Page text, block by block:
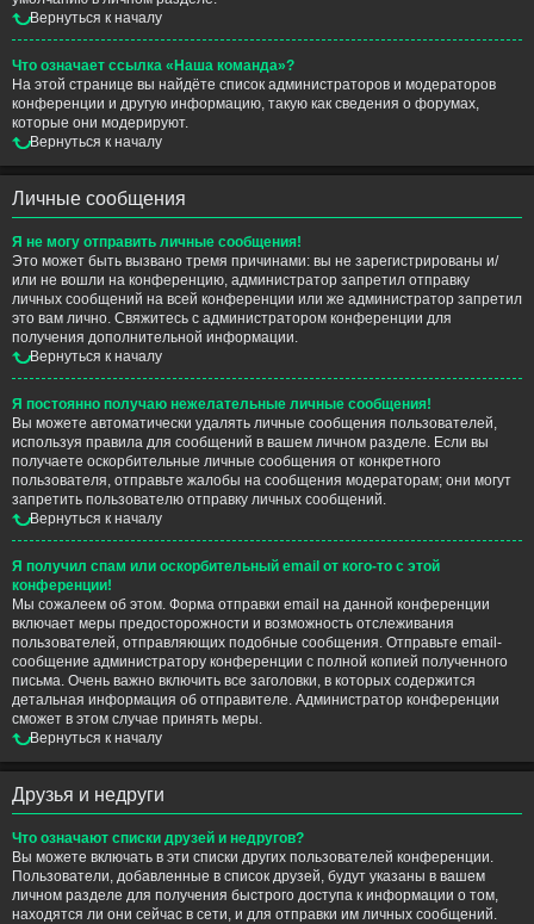
Вернуться к началу
Что означает ссылка «Наша команда»?
На этой странице вы найдёте список администраторов и модераторов
конференции и другую информацию, такую как сведения о форумах,
которые они модерируют.
Вернуться к началу
Личные сообщения
Я не могу отправить личные сообщения!
Это может быть вызвано тремя причинами: вы не зарегистрированы и/
или не вошли на конференцию, администратор запретил отправку
личных сообщений на всей конференции или же администратор запретил
это вам лично. Свяжитесь с администратором конференции для
получения дополнительной информации.
Вернуться к началу
Я постоянно получаю нежелательные личные сообщения!
Вы можете автоматически удалять личные сообщения пользователей,
используя правила для сообщений в вашем личном разделе. Если вы
получаете оскорбительные личные сообщения от конкретного
пользователя, отправьте жалобы на сообщения модераторам; они могут
запретить пользователю отправку личных сообщений.
Вернуться к началу
Я получил спам или оскорбительный email от кого-то с этой
конференции!
Мы сожалеем об этом. Форма отправки email на данной конференции
включает меры предосторожности и возможность отслеживания
пользователей, отправляющих подобные сообщения. Отправьте email-
сообщение администратору конференции с полной копией полученного
письма. Очень важно включить все заголовки, в которых содержится
детальная информация об отправителе. Администратор конференции
сможет в этом случае принять меры.
Вернуться к началу
Друзья и недруги
Что означают списки друзей и недругов?
Вы можете включать в эти списки других пользователей конференции.
Пользователи, добавленные в список друзей, будут указаны в вашем
личном разделе для получения быстрого доступа к информации о том,
находятся ли они сейчас в сети, и для отправки им личных сообщений.